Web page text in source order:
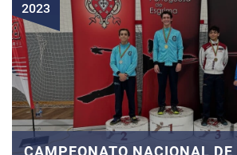
2023
CAMPEONATO NACIONAL